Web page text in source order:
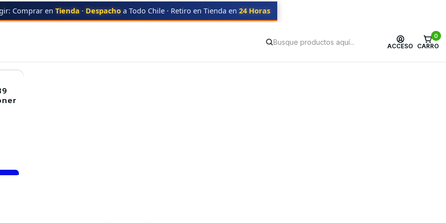
ACCESO
0
CARRO
Comprar en Tienda · Despacho a Todo Chile · Retiro en Tienda en 24 Horas
106R02739